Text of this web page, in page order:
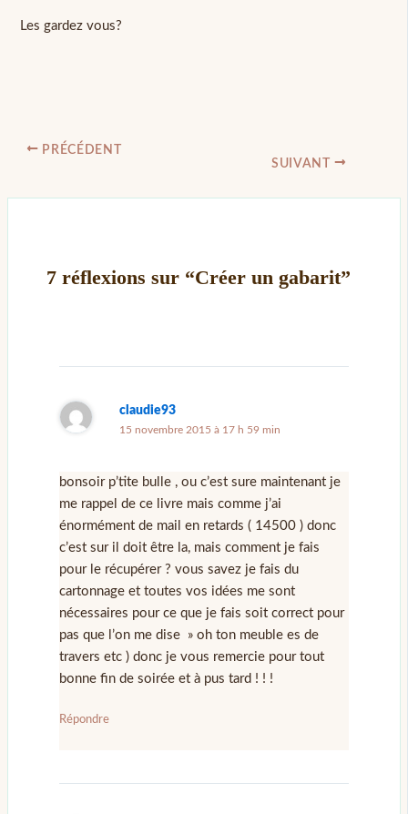
Les gardez vous?
PRÉCÉDENT
SUIVANT
7 réflexions sur “Créer un gabarit”
claudie93
15 novembre 2015 à 17 h 59 min
bonsoir p’tite bulle , ou c’est sure maintenant je
me rappel de ce livre mais comme j’ai
énormément de mail en retards ( 14500 ) donc
c’est sur il doit être la, mais comment je fais
pour le récupérer ? vous savez je fais du
cartonnage et toutes vos idées me sont
nécessaires pour ce que je fais soit correct pour
pas que l’on me dise » oh ton meuble es de
travers etc ) donc je vous remercie pour tout
bonne fin de soirée et à pus tard ! ! !
Répondre